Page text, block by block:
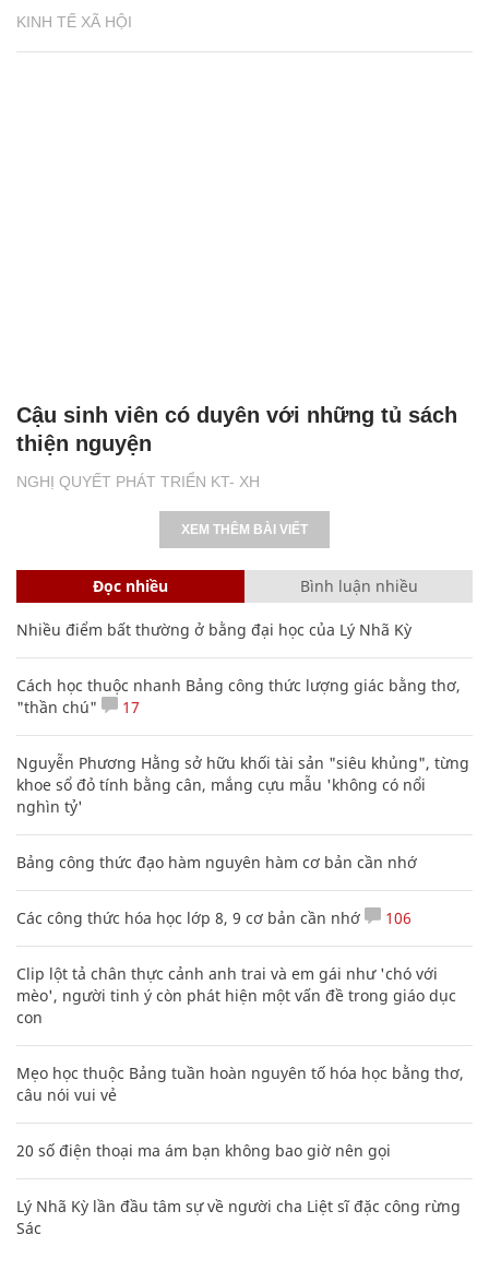
KINH TẾ XÃ HỘI
NGHỊ QUYẾT PHÁT TRIỂN KT- XH
Cậu sinh viên có duyên với những tủ sách
thiện nguyện
XEM THÊM BÀI VIẾT
Đọc nhiều Bình luận nhiều
Nhiều điểm bất thường ở bằng đại học của Lý Nhã Kỳ
Cách học thuộc nhanh Bảng công thức lượng giác bằng thơ,
"thần chú"
17
Nguyễn Phương Hằng sở hữu khối tài sản "siêu khủng", từng
khoe sổ đỏ tính bằng cân, mắng cựu mẫu 'không có nổi
nghìn tỷ'
Bảng công thức đạo hàm nguyên hàm cơ bản cần nhớ
Các công thức hóa học lớp 8, 9 cơ bản cần nhớ 106
Clip lột tả chân thực cảnh anh trai và em gái như 'chó với
mèo', người tinh ý còn phát hiện một vấn đề trong giáo dục
con
Mẹo học thuộc Bảng tuần hoàn nguyên tố hóa học bằng thơ,
câu nói vui vẻ
20 số điện thoại ma ám bạn không bao giờ nên gọi
Lý Nhã Kỳ lần đầu tâm sự về người cha Liệt sĩ đặc công rừng
Sác